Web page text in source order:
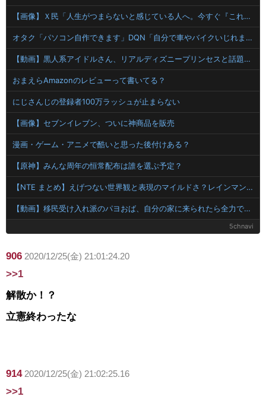
【画像】Ｘ民「人生がつまらないと感じている人へ。今すぐ『これ』をやってください。」6.9万いいね
オタク「パソコン自作できます」DQN「自分で車やバイクいじれます」
【動画】黒人系アイドルさん、リアルディズニープリンセスと話題に 【Pickup08083037】
おまえらAmazonのレビューって書いてる？
にじさんじの登録者100万ラッシュが止まらない
【画像】セブンイレブン、ついに神商品を販売
漫画・ゲーム・アニメで酷いと思った後付けある？
【原神】みんな周年の恒常配布は誰を選ぶ予定？
【NTE まとめ】えげつない世界観と表現のマイルドさ？レインマンやアノマリー被害の恐怖を語るスレ
【動画】移民受け入れ派のパヨおば、自分の家に来られたら全力で拒否るｗｗｗｗｗｗｗｗｗｗ
5chnavi
906 2020/12/25(金) 21:01:24.20
>>1
解散か！？
立憲終わったな
914 2020/12/25(金) 21:02:25.16
>>1